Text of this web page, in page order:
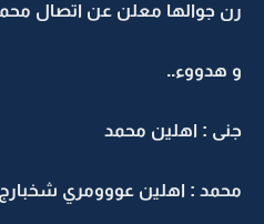
رن جوالها معلن عن اتصال
و هدووء..
جنى : اهلين محمد
محمد : اهلين عووومري شخبارج